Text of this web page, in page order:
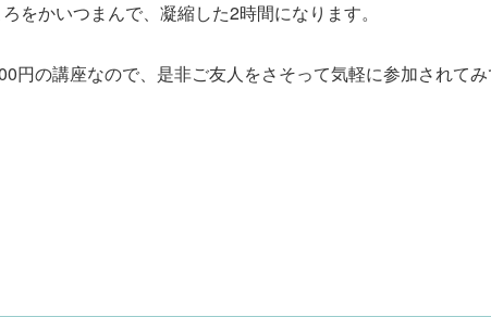
をかいつまんで、凝縮した2時間になります。
円の講座なので、是非ご友人をさそって気軽に参加されてみ